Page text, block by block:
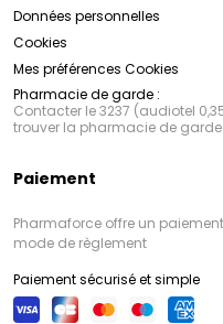
Données personnelles
Cookies
Mes préférences Cookies
Pharmacie de garde :
Contacter le 3237 (audiotel
trouver la pharmacie de
Paiement
Pharmaforce offre un
mode de règlement
Paiement sécurisé et simple